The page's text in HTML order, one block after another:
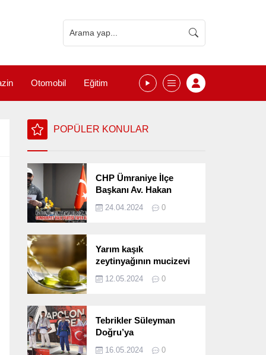
Otomobil Eğitim
POPÜLER KONULAR
CHP Ümraniye İlçe
Başkanı Av. Hakan
Seçimlerini
24.04.2024 0
Yarım kaşık
zeytinyağının mucizevi
12.05.2024 0
Tebrikler Süleyman
Doğru’ya
16.05.2024 0